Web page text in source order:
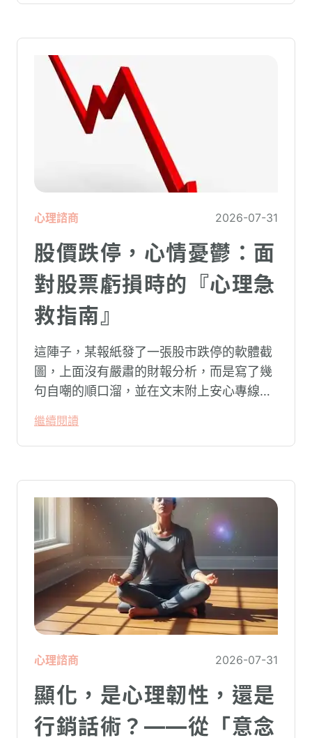
理更高層次的資料時，電腦呈現當機現象，
造成重大影響。
心理諮商 2026-07-31
股價跌停，心情憂鬱：面
對股票虧損時的『心理急
救指南』
這陣子，某報紙發了一張股市跌停的軟體截
圖，上面沒有嚴肅的財報分析，而是寫了幾
句自嘲的順口溜，並在文末附上安心專線與
被廣泛轉載。對許多投資人而言，螢幕上下
跌的數字背後，實質連結的是個人的財務壓
繼續閱讀
心理諮商 2026-07-31
顯化，是心理韌性，還是
行銷話術？——從「意念